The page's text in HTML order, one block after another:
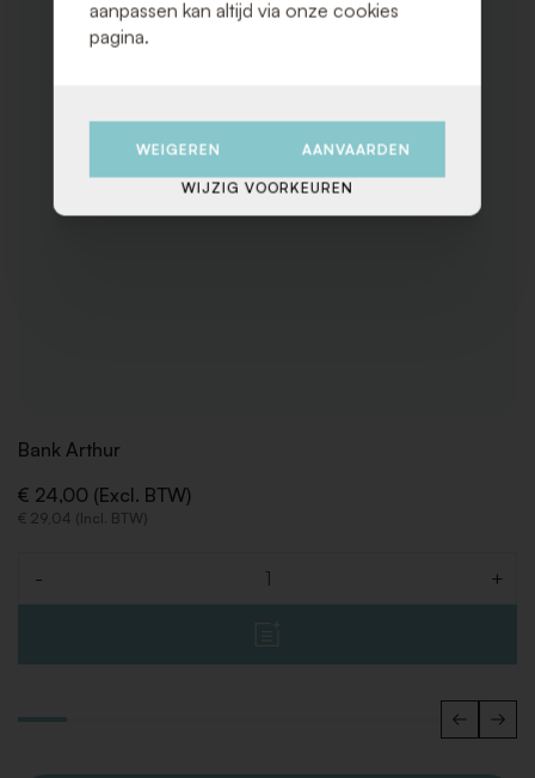
Bank Arthur
€ 24,00 (Excl. BTW)
€ 29,04 (Incl. BTW)
- +
aanpassen kan altijd via onze cookies
pagina.
WEIGEREN AANVAARDEN
WIJZIG VOORKEUREN